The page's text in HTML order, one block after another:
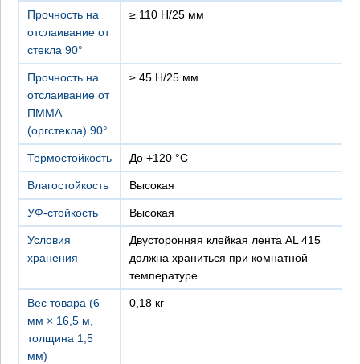
Прочность на
отслаивание от
стекла 90°
≥ 110 Н/25 мм
Прочность на
отслаивание от
ПММА
(оргстекла) 90°
≥ 45 Н/25 мм
Термостойкость до +120 °C
Влагостойкость Высокая
УФ-стойкость Высокая
Условия
хранения
Двусторонняя клейкая лента AL 415
должна храниться при комнатной
температуре
Вес товара (6
мм × 16,5 м,
толщина 1,5
мм)
0,18 кг